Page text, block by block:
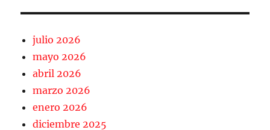
julio 2026
mayo 2026
abril 2026
marzo 2026
enero 2026
diciembre 2025